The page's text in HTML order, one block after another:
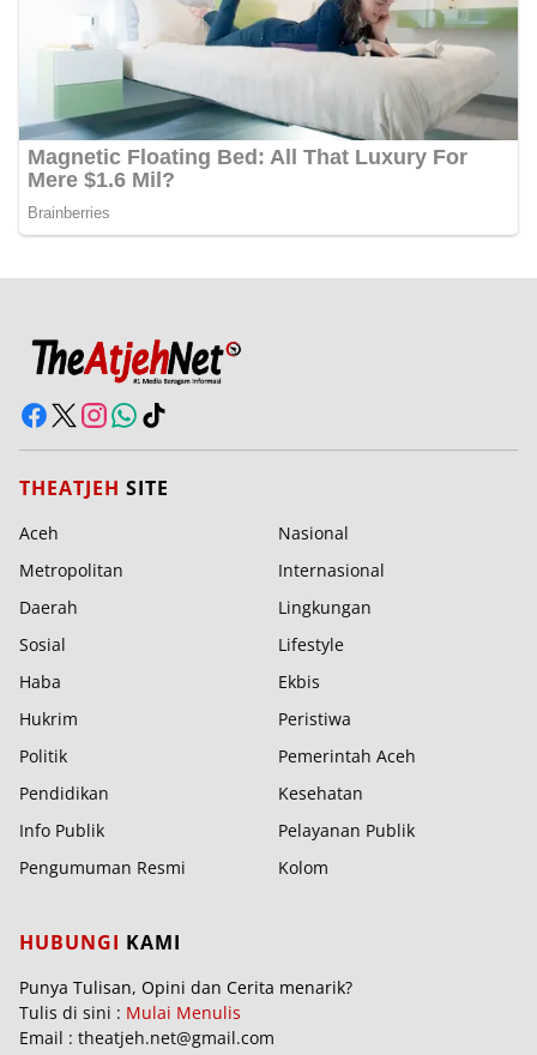
THEATJEH SITE
Aceh
Nasional
Metropolitan
Internasional
Daerah
Lingkungan
Sosial
Lifestyle
Haba
Ekbis
Hukrim
Peristiwa
Politik
Pemerintah Aceh
Pendidikan
Kesehatan
Info Publik
Pelayanan Publik
Pengumuman Resmi
Kolom
HUBUNGI KAMI
Punya Tulisan, Opini dan Cerita menarik?
Tulis di sini : Mulai Menulis
Email : theatjeh.net@gmail.com